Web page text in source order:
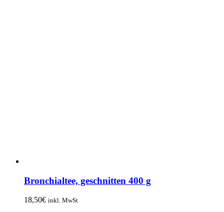
Bronchialtee, geschnitten 400 g
18,50€ inkl. MwSt